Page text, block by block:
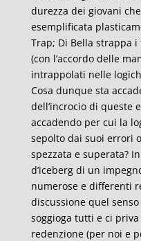
durezza dei giovani
esemplificata
Trap; Di Bella strappa
(con l’accordo delle
intrappolati nelle
Cosa dunque sta
dell’incrocio di queste
accadendo per cui la
sepolto dai suoi errori
spezzata e superata?
d’iceberg di un
numerose e differenti
discussione quel
soggioga tutti e ci
redenzione (per noi e